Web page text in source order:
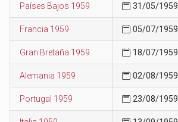
Países Bajos 1959 31/05/1959
Francia 1959 05/07/1959
Gran Bretaña 1959 18/07/1959
Alemania 1959 02/08/1959
Portugal 1959 23/08/1959